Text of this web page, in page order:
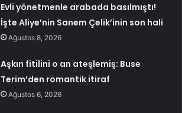
Evli yönetmenle arabada basılmıştı!
İşte Aliye’nin Sanem Çelik’inin son hali
Ağustos 8, 2026
Aşkın fitilini o an ateşlemiş: Buse
Terim’den romantik itiraf
Ağustos 6, 2026